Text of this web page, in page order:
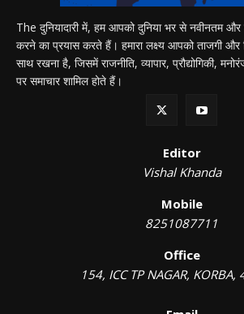
The दुनियादारी में, हम आपको दुनिया भर से नवीनतम और
करने का प्रयास करते हैं। हमारा लक्ष्य आपको ताजगी और
साथ रखना है, जिसमें राजनीति, व्यापार, प्रौद्योगिकी,
पर समाचार शामिल होते हैं।
Editor
Vishal Khanda
Mobile
8251087711
Office
154, ICC TP NAGAR,